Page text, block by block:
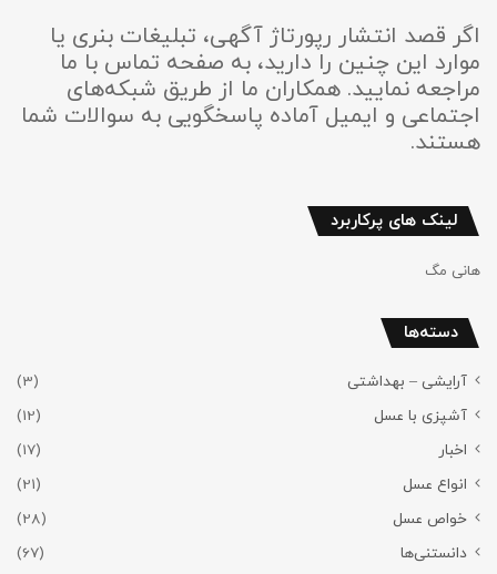
اگر قصد انتشار رپورتاژ آگهی، تبلیغات بنری یا
موارد این چنین را دارید، به صفحه تماس با ما
مراجعه نمایید. همکاران ما از طریق شبکه‌های
اجتماعی و ایمیل آماده پاسخگویی به سوالات شما
هستند.
لینک های پرکاربرد
هانی مگ
دسته‌ها
آرایشی – بهداشتی
(3)
آشپزی با عسل
(12)
اخبار
(17)
انواع عسل
(21)
خواص عسل
(28)
دانستنی‌ها
(67)